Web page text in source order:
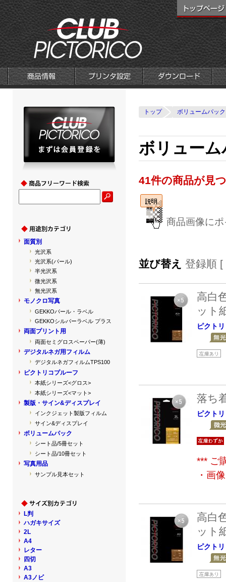
トップ ボリュームパック
ボリュー
41件の商品が見
商品画像に
並び替え 登録順 [
高白
ット
ピクト
落ち
ピクト
*** ご
・画
高白
ット
ピクト
面質別
光沢系
光沢系(パール)
半光沢系
微光沢系
無光沢系
モノクロ写真
GEKKOパール・ラベル
GEKKOシルバーラベル プラス
両面プリント用
両面セミグロスペーパー(薄)
デジタルネガ用フィルム
デジタルネガフィルムTPS100
ピクトリコプルーフ
本紙シリーズ<グロス>
本紙シリーズ<マット>
製版・サイン&ディスプレイ
インクジェット製版フィルム
サイン&ディスプレイ
ボリュームパック
シート品/5冊セット
シート品/10冊セット
写真用品
サンプル見本セット
L判
ハガキサイズ
2L
A4
レター
四切
A3
A3ノビ